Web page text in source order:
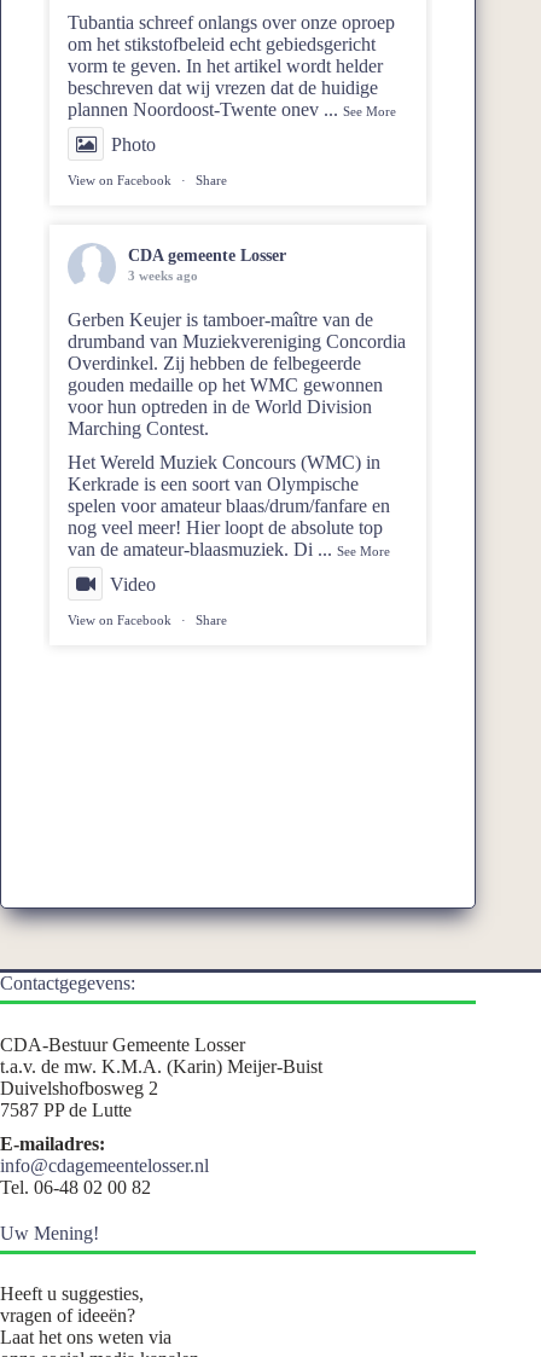
Tubantia schreef onlangs over onze oproep
om het stikstofbeleid echt gebiedsgericht
vorm te geven. In het artikel wordt helder
beschreven dat wij vrezen dat de huidige
plannen Noordoost‑Twente onev ... See More
Photo
View on Facebook · Share
CDA gemeente Losser
3 weeks ago
Gerben Keujer is tamboer-maître van de
drumband van Muziekvereniging Concordia
Overdinkel. Zij hebben de felbegeerde
gouden medaille op het WMC gewonnen
voor hun optreden in de World Division
Marching Contest.
Het Wereld Muziek Concours (WMC) in
Kerkrade is een soort van Olympische
spelen voor amateur blaas/drum/fanfare en
nog veel meer! Hier loopt de absolute top
van de amateur-blaasmuziek. Di ... See More
Video
View on Facebook · Share
Contactgegevens:
CDA-Bestuur Gemeente Losser
t.a.v. de mw. K.M.A. (Karin) Meijer-Buist
Duivelshofbosweg 2
7587 PP de Lutte
E-mailadres:
info@cdagemeentelosser.nl
Tel. 06-48 02 00 82
Uw Mening!
Heeft u suggesties,
vragen of ideeën?
Laat het ons weten via